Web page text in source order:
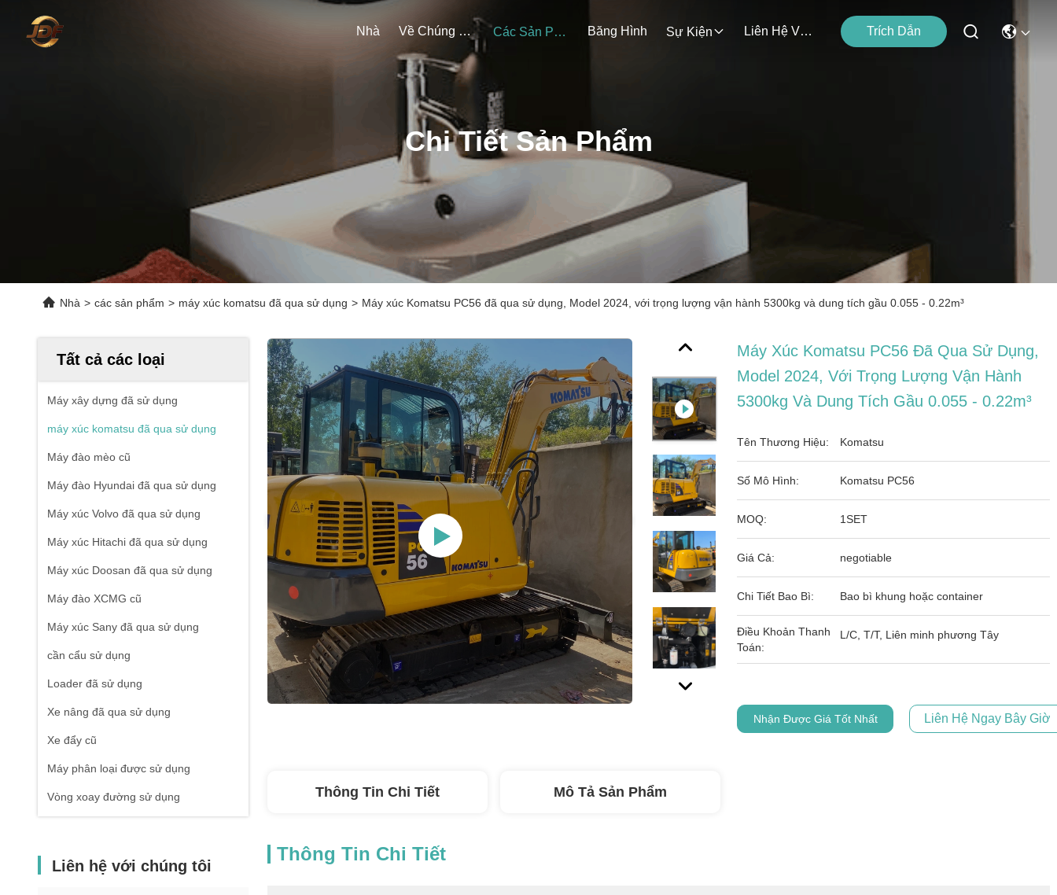
Nhà Về Chúng Tôi Các Sản Phẩm Băng Hình Sự Kiện Liên Hệ Với Chúng Tôi Trích Dẫn
Chi Tiết Sản Phẩm
Nhà > các sản phẩm > máy xúc komatsu đã qua sử dụng > Máy xúc Komatsu PC56 đã qua sử dụng, Model 2024, với trọng lượng vận hành 5300kg và dung tích gầu 0.055 - 0.22m³
Tất cả các loại
Máy xây dựng đã sử dụng
máy xúc komatsu đã qua sử dụng
Máy đào mèo cũ
Máy đào Hyundai đã qua sử dụng
Máy xúc Volvo đã qua sử dụng
Máy xúc Hitachi đã qua sử dụng
Máy xúc Doosan đã qua sử dụng
Máy đào XCMG cũ
Máy xúc Sany đã qua sử dụng
cần cẩu sử dụng
Loader đã sử dụng
Xe nâng đã qua sử dụng
Xe đẩy cũ
Máy phân loại được sử dụng
Vòng xoay đường sử dụng
Liên hệ với chúng tôi
Máy Xúc Komatsu PC56 Đã Qua Sử Dụng,
Model 2024, Với Trọng Lượng Vận Hành
5300kg Và Dung Tích Gầu 0.055 - 0.22m³
Tên Thương Hiệu: Komatsu
Số Mô Hình: Komatsu PC56
MOQ: 1SET
Giá Cả: negotiable
Chi Tiết Bao Bì: Bao bì khung hoặc container
Điều Khoản Thanh
Toán:
L/C, T/T, Liên minh phương Tây
Nhận Được Giá Tốt Nhất Liên Hệ Ngay Bây Giờ
Thông Tin Chi Tiết Mô Tả Sản Phẩm
Thông Tin Chi Tiết